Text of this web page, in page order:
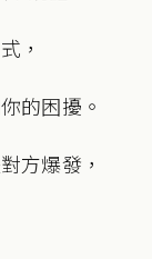
，
的困擾。
方爆發，